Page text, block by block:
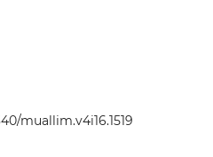
muallim.v4i16.1519